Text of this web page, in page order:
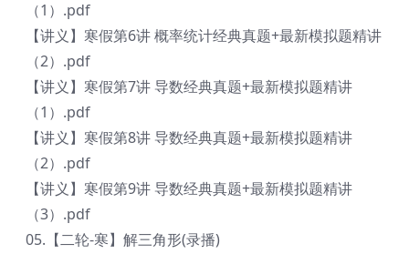
（1）.pdf
【讲义】寒假第6讲 概率统计经典真题+最新模拟题精讲
（2）.pdf
【讲义】寒假第7讲 导数经典真题+最新模拟题精讲
（1）.pdf
【讲义】寒假第8讲 导数经典真题+最新模拟题精讲
（2）.pdf
【讲义】寒假第9讲 导数经典真题+最新模拟题精讲
（3）.pdf
05.【二轮-寒】解三角形(录播)